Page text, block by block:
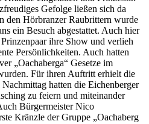
Gefolge ließen sich da
den Hörbranzer Raubrittern wurde
ein Besuch abgestattet. Auch hier
ihre Show und verlieh
Persönlichkeiten. Auch hatten
„Oachaberga“ Gesetze im
Für ihren Auftritt erhielt die
hatten die Eichenberger
zu feiern und miteinander
Bürgermeister Nico
Kränzle der Gruppe „Oachaberg